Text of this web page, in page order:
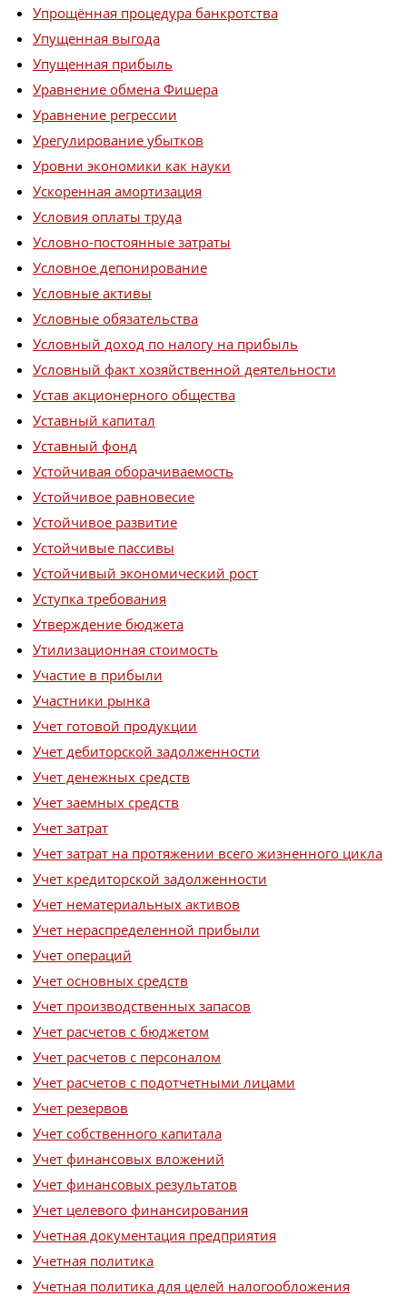
Упрощённая процедура банкротства
Упущенная выгода
Упущенная прибыль
Уравнение обмена Фишера
Уравнение регрессии
Урегулирование убытков
Уровни экономики как науки
Ускоренная амортизация
Условия оплаты труда
Условно-постоянные затраты
Условное депонирование
Условные активы
Условные обязательства
Условный доход по налогу на прибыль
Условный факт хозяйственной деятельности
Устав акционерного общества
Уставный капитал
Уставный фонд
Устойчивая оборачиваемость
Устойчивое равновесие
Устойчивое развитие
Устойчивые пассивы
Устойчивый экономический рост
Уступка требования
Утверждение бюджета
Утилизационная стоимость
Участие в прибыли
Участники рынка
Учет готовой продукции
Учет дебиторской задолженности
Учет денежных средств
Учет заемных средств
Учет затрат
Учет затрат на протяжении всего жизненного цикла
Учет кредиторской задолженности
Учет нематериальных активов
Учет нераспределенной прибыли
Учет операций
Учет основных средств
Учет производственных запасов
Учет расчетов с бюджетом
Учет расчетов с персоналом
Учет расчетов с подотчетными лицами
Учет резервов
Учет собственного капитала
Учет финансовых вложений
Учет финансовых результатов
Учет целевого финансирования
Учетная документация предприятия
Учетная политика
Учетная политика для целей налогообложения